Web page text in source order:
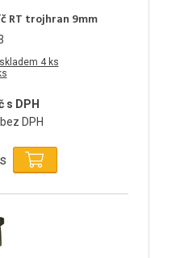
RT trojhran 9mm
4 ks
s DPH
DPH